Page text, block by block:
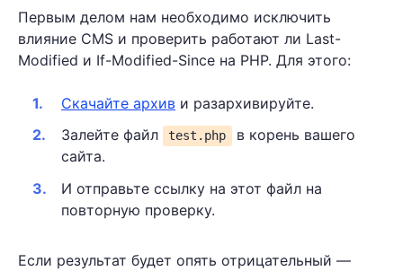
Первым делом нам необходимо исключить
влияние CMS и проверить работают ли Last-
Modified и If-Modified-Since на PHP. Для этого:
Скачайте архив и разархивируйте.
Залейте файл
test.php
в корень вашего
сайта.
И отправьте ссылку на этот файл на
повторную проверку.
Если результат будет опять отрицательный —